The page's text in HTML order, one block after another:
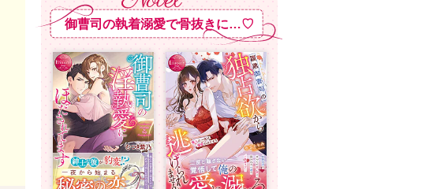
御曹司の執着溺愛で骨抜きに…♡